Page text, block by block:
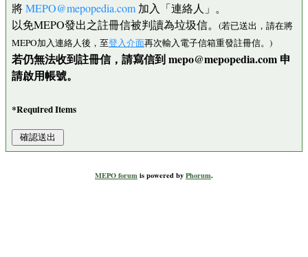
將MEPO@mepopedia.com 加入「連絡人」。
以免MEPO發出之註冊信被判讀為垃圾信。 (若已送出，請在將
MEPO加入連絡人後，至登入介面再次輸入電子信箱重發註冊信。)
若仍無法收到註冊信，請寫信到 mepo@mepopedia.com 申
請啟用帳號。
*Required Items
MEPO forumis powered byPhorum.